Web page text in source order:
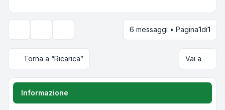
Opzioni di visualizzazione e ordinamento
6 messaggi • Pagina1di1
Torna a “Ricarica” Vai a
Informazione